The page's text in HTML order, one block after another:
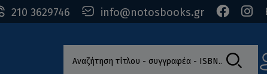
210 3629746 info@notosbooks.gr
Αναζήτηση τίτλου - συγγραφέα - ISBN